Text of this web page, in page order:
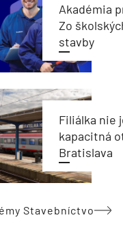
Akadémia
Zo
stavby
Filiálka nie
kapacitná
Bratislava
Stavebníctvo